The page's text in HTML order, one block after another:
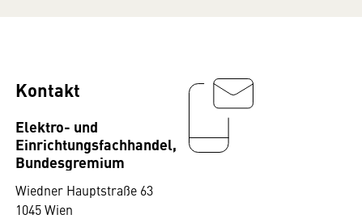
Kontakt
Elektro- und
Einrichtungsfachhandel,
Bundesgremium
Wiedner Hauptstraße 63
1045 Wien